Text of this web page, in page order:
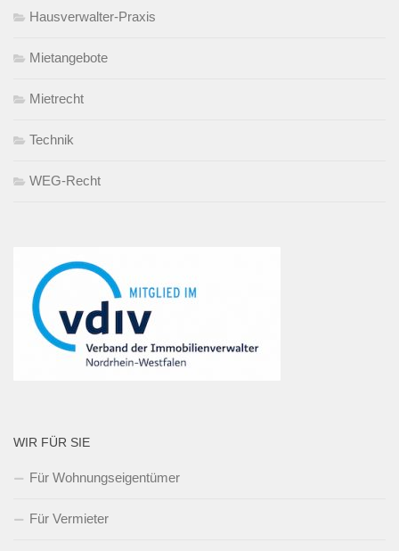
Hausverwalter-Praxis
Mietangebote
Mietrecht
Technik
WEG-Recht
WIR FÜR SIE
Für Wohnungseigentümer
Für Vermieter